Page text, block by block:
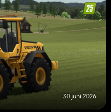
30 juni 2026